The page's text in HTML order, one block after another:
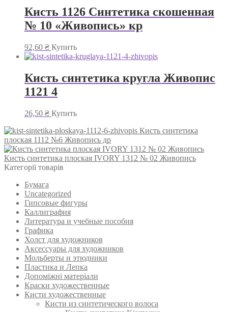
Кисть 1126 Синтетика скошенная
№ 10 «Живопись» кр
92,60 ₴ Купить
Кисть синтетика кругла Живопис
1121 4
26,50 ₴ Купить
Кисть синтетика
плоская 1112 №6 Живопись др
Кисть синтетика плоская IVORY 1312 № 02 Живопись
Категорії товарів
Бумага
Uncategorized
Гипсовые фигуры
Каллиграфия
Литература и учебные пособия
Графика
Холст для художников
Аксессуары для художников
Мольберты и этюдники
Пластика и Лепка
Допоміжні матеріали
Краски художественные
Кисти художественные
Кисти из синтетического волоса